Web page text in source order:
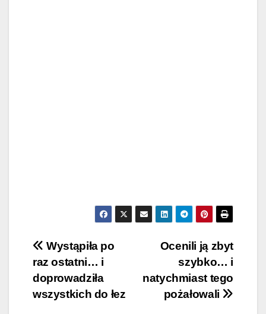
Post
navigation
Ocenili ją zbyt
szybko… i
natychmiast tego
pożałowali
Wystąpiła po
raz ostatni… i
doprowadziła
wszystkich do łez